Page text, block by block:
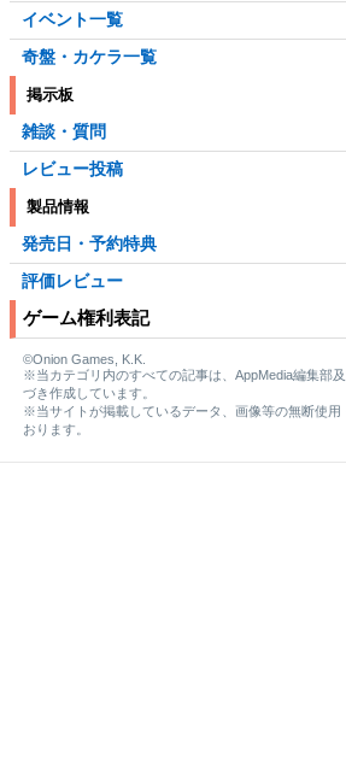
イベント一覧
奇盤・カケラ一覧
掲示板
雑談・質問
レビュー投稿
製品情報
発売日・予約特典
評価レビュー
ゲーム権利表記
©Onion Games, K.K.
※当カテゴリ内のすべての記事は、AppMedia編集部
づき作成しています。
※当サイトが掲載しているデータ、画像等の無断使用
おります。